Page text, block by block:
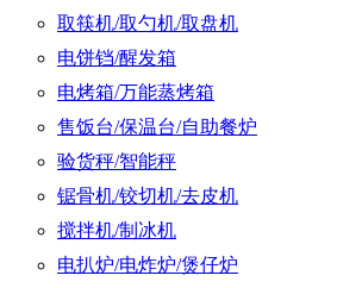
取筷机/取勺机/取盘机
电饼铛/醒发箱
电烤箱/万能蒸烤箱
售饭台/保温台/自助餐炉
验货秤/智能秤
锯骨机/铰切机/去皮机
搅拌机/制冰机
电扒炉/电炸炉/煲仔炉